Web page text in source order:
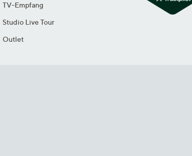
TV-Empfang
Studio Live Tour
Outlet